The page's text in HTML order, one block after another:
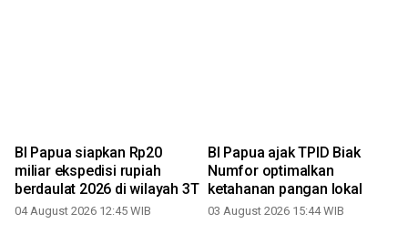
BI Papua siapkan Rp20
miliar ekspedisi rupiah
berdaulat 2026 di wilayah 3T
04 August 2026 12:45 WIB
BI Papua ajak TPID Biak
Numfor optimalkan
ketahanan pangan lokal
03 August 2026 15:44 WIB